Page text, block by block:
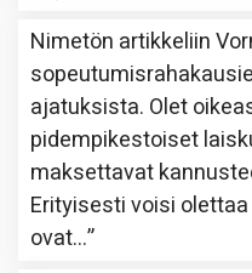
Nimetön artikkeliin
ajatuksista. Olet
pidempikestoiset
maksettavat
Erityisesti voisi
ovat…”